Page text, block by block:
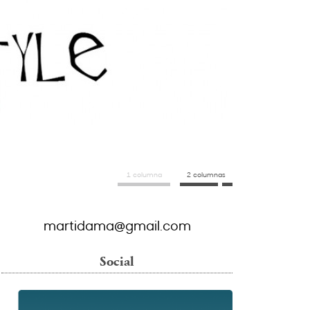
1 columna 2 columnas
martidama@gmail.com
Social